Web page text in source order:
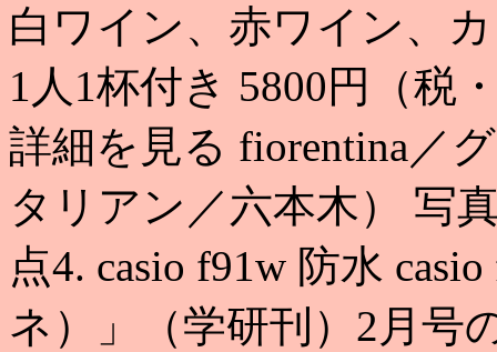
白ワイン、赤ワイン、
1人1杯付き 5800円（税
詳細を見る fiorentina／
タリアン／六本木） 写
点4. casio f91w 防水
ネ）」（学研刊）2月号